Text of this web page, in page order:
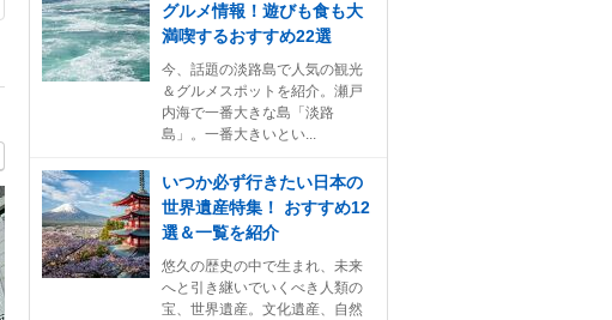
グルメ情報！遊びも食も大
満喫するおすすめ22選
今、話題の淡路島で人気の観光
＆グルメスポットを紹介。瀬戸
内海で一番大きな島「淡路
島」。一番大きいとい...
いつか必ず行きたい日本の
世界遺産特集！ おすすめ12
選＆一覧を紹介
悠久の歴史の中で生まれ、未来
へと引き継いでいくべき人類の
宝、世界遺産。文化遺産、自然